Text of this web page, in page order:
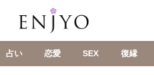
占い 恋愛 SEX 復縁